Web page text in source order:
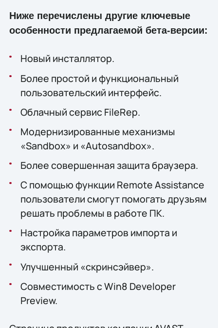
Ниже перечислены другие ключевые
особенности предлагаемой бета-версии:
Новый инсталлятор.
Более простой и функциональный
пользовательский интерфейс.
Облачный сервис FileRep.
Модернизированные механизмы
«Sandbox» и «Autosandbox».
Более совершенная защита браузера.
С помощью функции Remote Assistance
пользователи смогут помогать друзьям
решать проблемы в работе ПК.
Настройка параметров импорта и
экспорта.
Улучшенный «скринсэйвер».
Совместимость с Win8 Developer
Preview.